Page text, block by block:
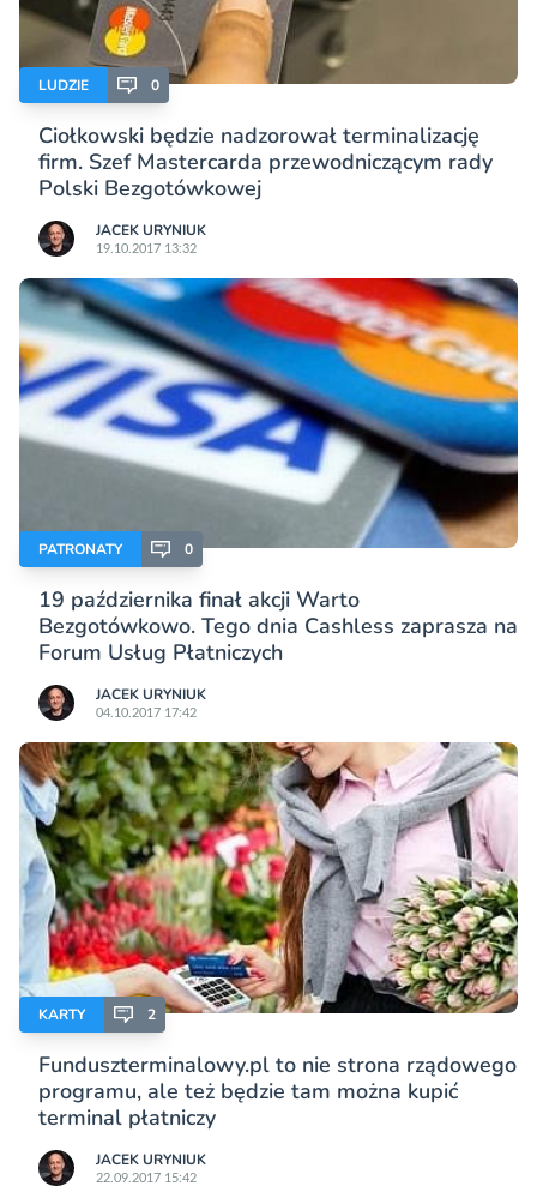
LUDZIE 0
Ciołkowski będzie nadzorował terminalizację
firm. Szef Mastercarda przewodniczącym rady
Polski Bezgotówkowej
JACEK URYNIUK
19.10.2017 13:32
PATRONATY 0
19 października finał akcji Warto
Bezgotówkowo. Tego dnia Cashless zaprasza na
Forum Usług Płatniczych
JACEK URYNIUK
04.10.2017 17:42
KARTY 2
Funduszterminalowy.pl to nie strona rządowego
programu, ale też będzie tam można kupić
terminal płatniczy
JACEK URYNIUK
22.09.2017 15:42